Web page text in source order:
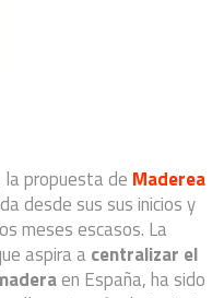
propuesta de Maderea
desde sus sus inicios y
meses escasos. La
aspira acentralizar el
en España, ha sido